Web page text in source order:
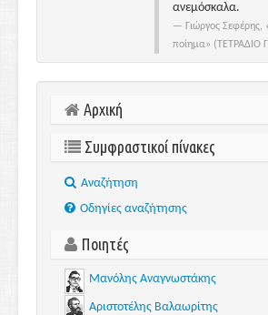
ανεμόσκαλα.
Γιώργος Σεφέρης,
ποίημα»
Αρχική
Συμφραστικοί πίνακες
Aναζήτηση
Οδηγίες αναζήτησης
Ποιητές
Μανόλης Αναγνωστάκης
Αριστοτέλης Βαλαωρίτης